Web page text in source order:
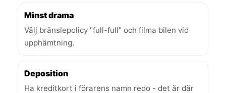
Minst drama
Välj bränslepolicy "full-full" och filma bilen vid
upphämtning.
Deposition
Ha kreditkort i förarens namn redo - det är där